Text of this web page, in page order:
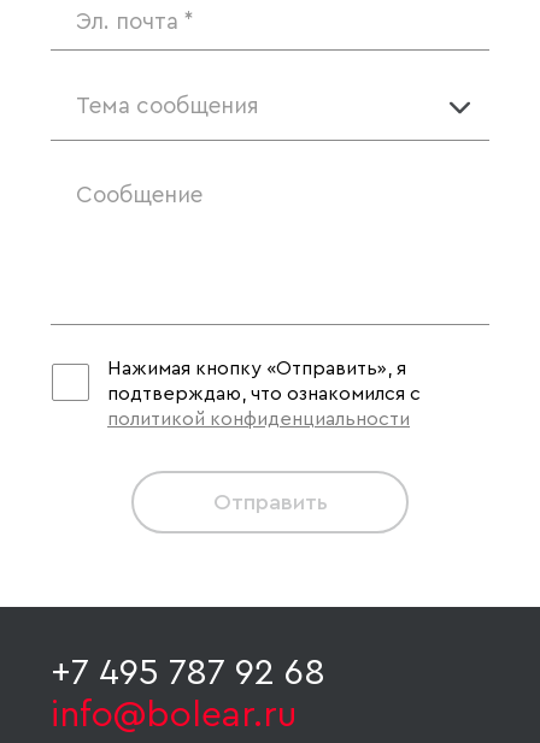
Тема сообщения
Нажимая кнопку «Отправить», я
подтверждаю, что ознакомился с
политикой конфиденциальности
Отправить
+7 495 787 92 68
info@bolear.ru